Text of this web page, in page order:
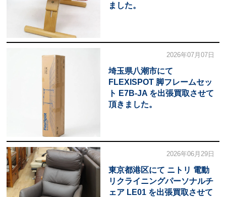
ました。
2026年07月07日
埼玉県八潮市にて
FLEXISPOT 脚フレームセッ
ト E7B-JA を出張買取させて
頂きました。
2026年06月29日
東京都港区にて ニトリ 電動
リクライニングパーソナルチ
ェア LE01 を出張買取させて